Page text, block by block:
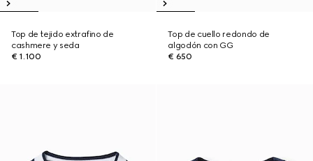
Top de tejido extrafino de
cashmere y seda
€ 1.100
Top de cuello redondo de
algodón con GG
€ 650